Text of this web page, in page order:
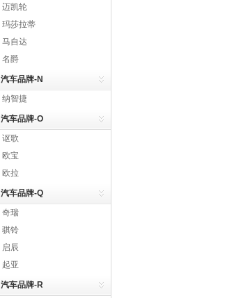
迈凯轮
玛莎拉蒂
马自达
名爵
汽车品牌-N
纳智捷
汽车品牌-O
讴歌
欧宝
欧拉
汽车品牌-Q
奇瑞
骐铃
启辰
起亚
汽车品牌-R